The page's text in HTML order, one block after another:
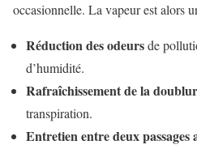
occasionnelle. La vapeur est alors
Réduction des odeursde
d’humidité.
Rafraîchissement de la
transpiration.
Entretien entre deux passages